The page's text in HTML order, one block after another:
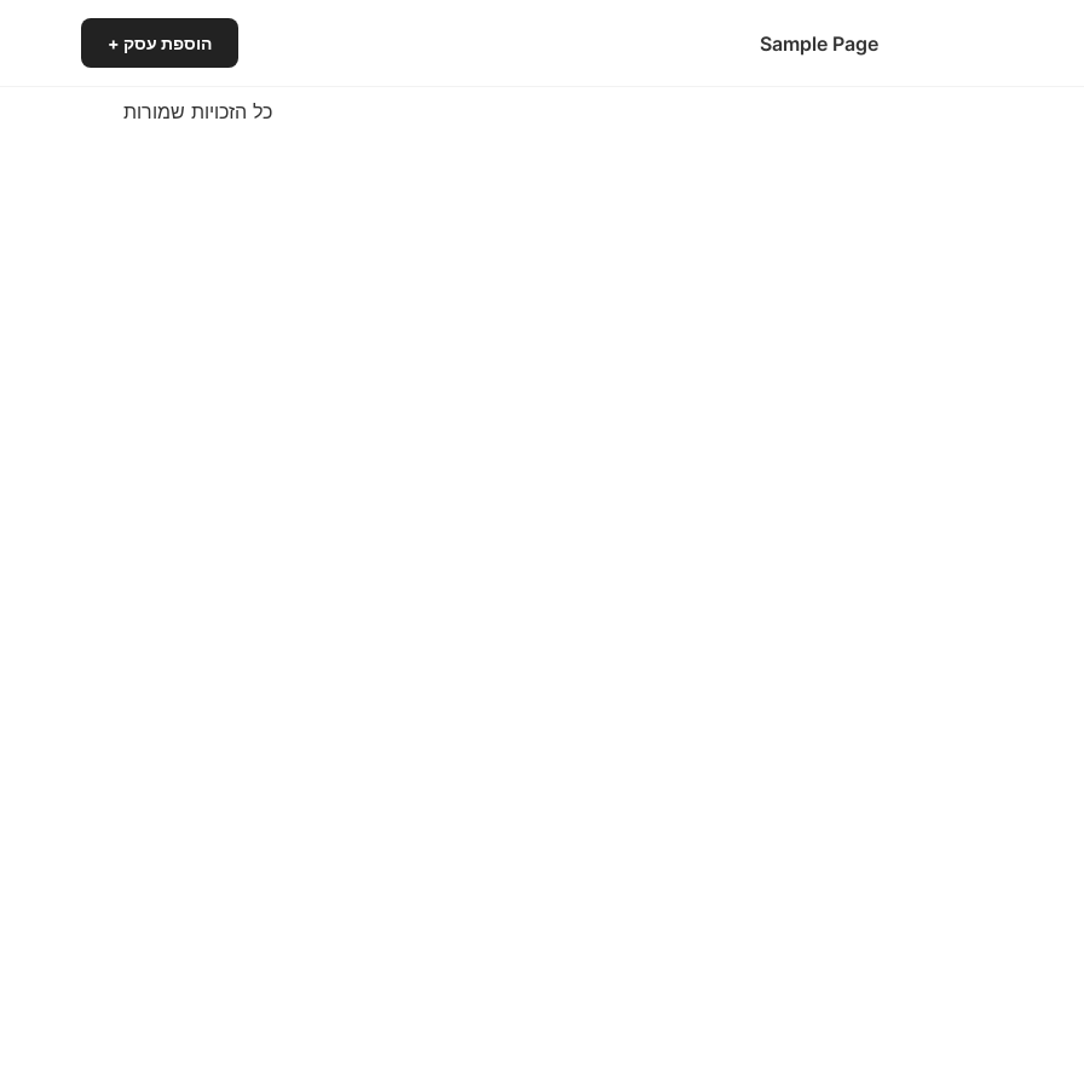
Sample Page הוספת עסק +
כל הזכויות שמורות